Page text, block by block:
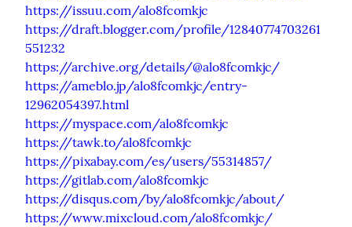
https://issuu.com/alo8fcomkjc
https://draft.blogger.com/profile/12840774703261
551232
https://archive.org/details/@alo8fcomkjc/
https://ameblo.jp/alo8fcomkjc/entry-
12962054397.html
https://myspace.com/alo8fcomkjc
https://tawk.to/alo8fcomkjc
https://pixabay.com/es/users/55314857/
https://gitlab.com/alo8fcomkjc
https://disqus.com/by/alo8fcomkjc/about/
https://www.mixcloud.com/alo8fcomkjc/